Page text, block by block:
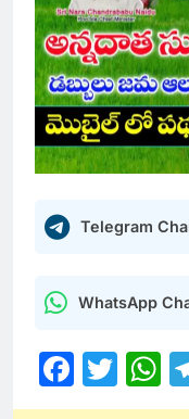
Telegram
WhatsApp